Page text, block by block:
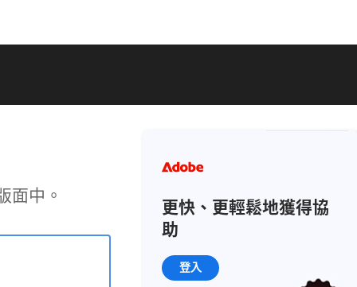
面中。
更快、更輕鬆地獲得協
助
登入